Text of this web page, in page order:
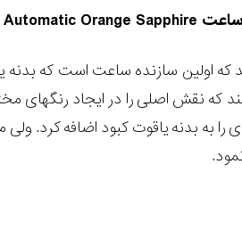
Orange Sapphire
که اولین سازنده ساعت است که بدنه
که نقش اصلی را در ایجاد رنگ‏های
به بدنه یاقوت کبود اضافه کرد.